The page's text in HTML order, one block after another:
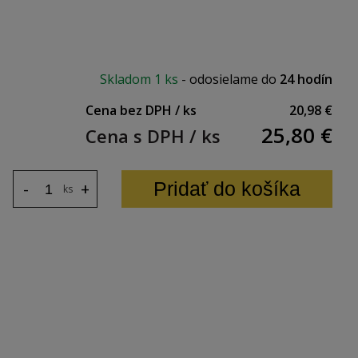
(viac ako 2m) tento produkt posielame
Skladom 1 ks - odosielame do 24 hodín
Cena bez DPH / ks
20,98 €
Cena s DPH / ks 25,80 €
ks +
- Pridať do košíka